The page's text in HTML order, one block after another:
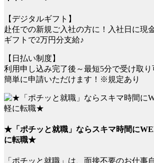
【デジタルギフト】
赴任での新規ご入社の方に！入社日に現
ギフトで2万円分支給♪
【日払い制度】
利用申し込み完了後～最短5分で受け取
簡単に申請いただけます！※規定あり
★「ポチッと就職」ならスキマ時間に
に転職★
「ポチッと就職」は、面接不要のお仕事